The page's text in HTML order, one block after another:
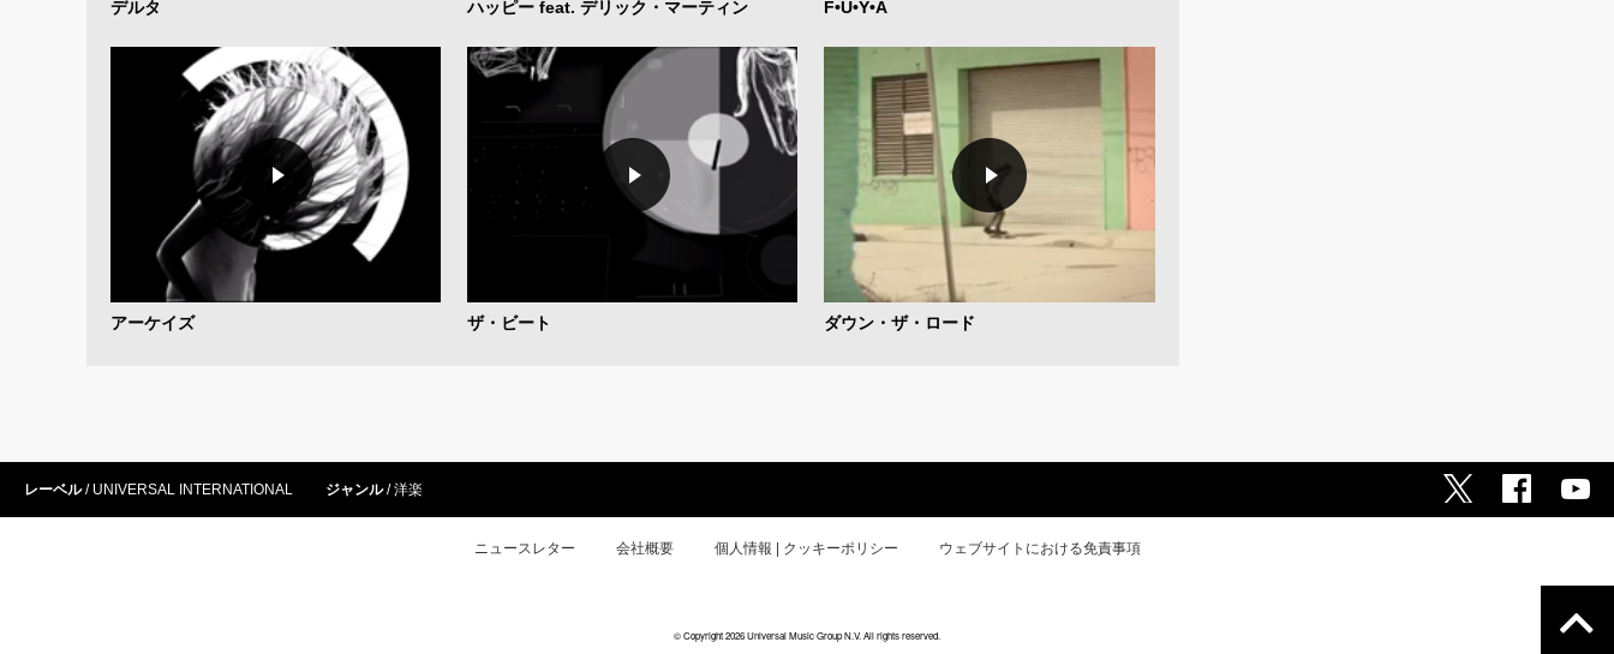
デルタ ハッピー feat. デリック・マーティン F•U•Y•A
アーケイズ ザ・ビート ダウン・ザ・ロード
レーベル UNIVERSAL INTERNATIONAL ジャンル 洋楽
ニュースレター 会社概要 個人情報 | クッキーポリシー ウェブサイトにおける免責事項
© Copyright 2026 Universal Music Group N.V. All rights reserved.